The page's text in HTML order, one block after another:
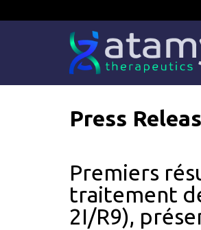
to
Press
Premiers
traitement
2I/R9),